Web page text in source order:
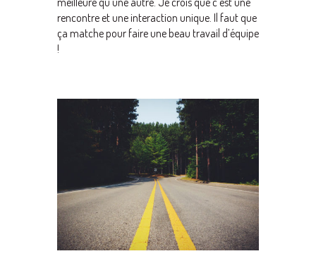
rencontre et une interaction unique. Il faut que
ça matche pour faire une beau travail d’équipe
!